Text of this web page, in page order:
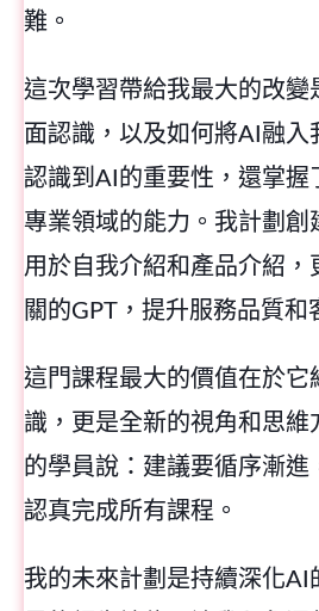
難。
這次學習帶給我最大的改變
面認識，以及如何將AI融入
認識到AI的重要性，還掌握
專業領域的能力。我計劃創
用於自我介紹和產品介紹，
關的GPT，提升服務品質和
這門課程最大的價值在於它
識，更是全新的視角和思維
的學員說：建議要循序漸進
認真完成所有課程。
我的未來計劃是持續深化AI